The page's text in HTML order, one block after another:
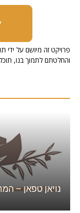
והחלטתם לתמוך בנו,
ארץ המשכנתאות והפיננסים -LAND משכנתא